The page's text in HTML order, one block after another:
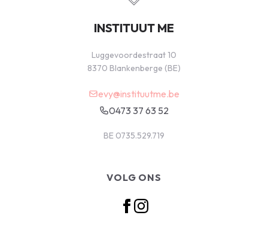
INSTITUUT ME
Luggevoordestraat 10
8370 Blankenberge (BE)
evy@instituutme.be
0473 37 63 52
BE 0735.529.719
VOLG ONS